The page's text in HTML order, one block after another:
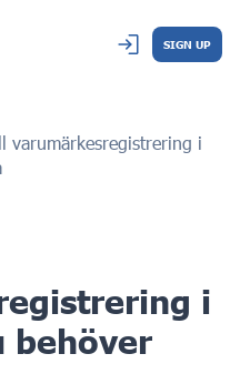
SIGN UP
varumärkesregistrering i
i
behöver